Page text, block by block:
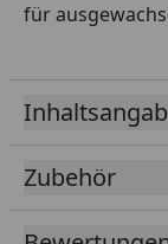
für
Superfoods
Nährstoffen, z.
Antioxidantien,
und können so
beitragen. Die
Rohstoffe
Zubehör